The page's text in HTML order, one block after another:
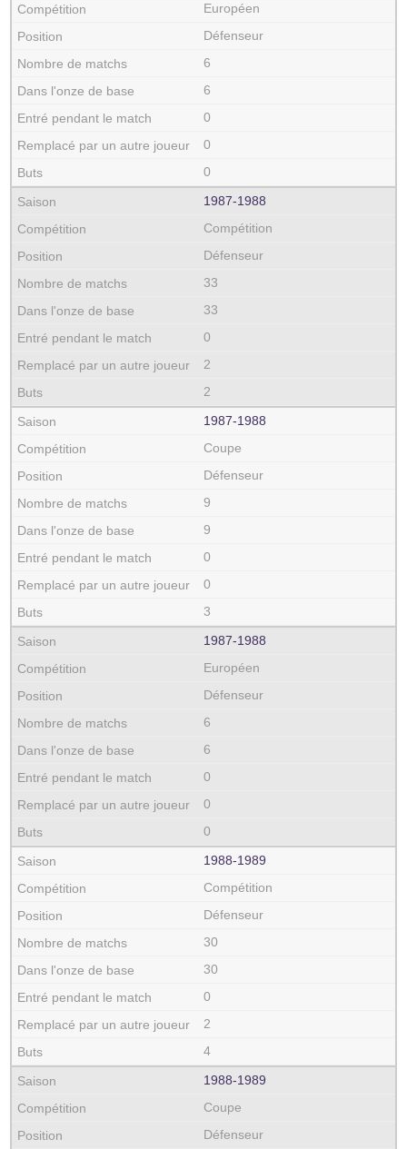
Européen
Défenseur
6
6
0
0
0
1987‑1988
Compétition
Défenseur
33
33
0
2
2
1987‑1988
Coupe
Défenseur
9
9
0
0
3
1987‑1988
Européen
Défenseur
6
6
0
0
0
1988‑1989
Compétition
Défenseur
30
30
0
2
4
1988‑1989
Coupe
Défenseur